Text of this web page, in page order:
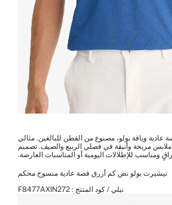
وياقة بولو، مصنوع من القطن للبالغين. مثالي
مريحة وأنيقة في فصلي الربيع والصيف. تصميم
ومناسب للإطلالات اليومية أو المناسبات العارضة.
تيشيرت بولو نص كم أزرق قصة عادية منسوج محكم
نيلي / كود المنتج : F8477AXIN272